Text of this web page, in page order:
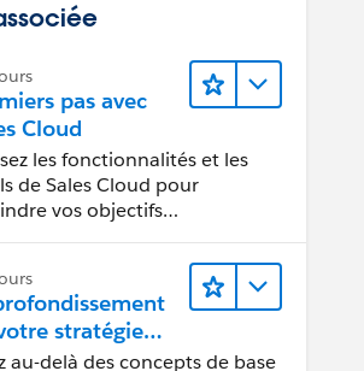
pas avec
Cloud
les fonctionnalités et les
de Sales Cloud pour
vos objectifs
stratégie
au-delà des concepts de base